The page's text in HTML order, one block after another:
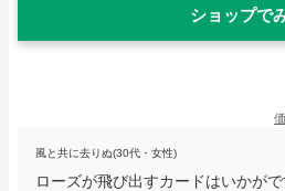
ショップで
風と共に去りぬ(30代・女性)
ローズが飛び出すカードはいかが